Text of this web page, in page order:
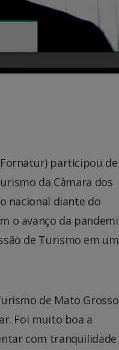
participou de
da Câmara dos
nacional diante do
o avanço da
de Turismo em
de Mato
Foi muito boa a
com tranquilidade